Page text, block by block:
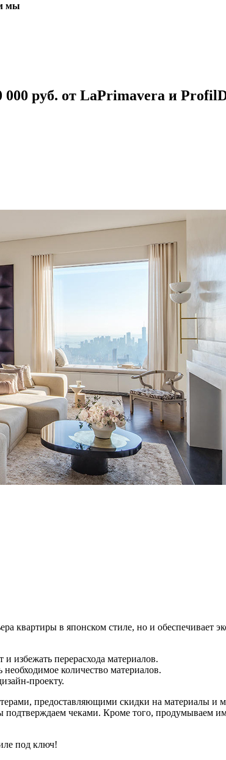
мы
руб. от LaPrimavera и
квартиры в японском стиле, но и
избежать перерасхода материалов.
количество материалов.
проекту.
предоставляющими скидки на материалы и
чеками. Кроме того, продумываем
под ключ!